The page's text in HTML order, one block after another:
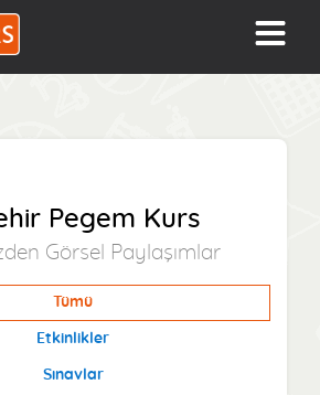
Pegem Kurs
Görsel Paylaşımlar
Tümü
Etkinlikler
Sınavlar